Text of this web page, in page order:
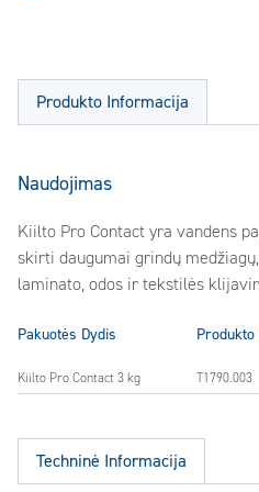
Produkto Informacija
Naudojimas
Kiilto Pro Contact yra vandens
skirti daugumai grindų
laminato, odos ir tekstilės
Pakuotės Dydis Produkto
Kiilto Pro Contact 3 kg T1790.003
Techninė Informacija